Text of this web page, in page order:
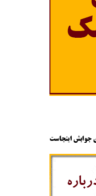
جوابش اینجاست